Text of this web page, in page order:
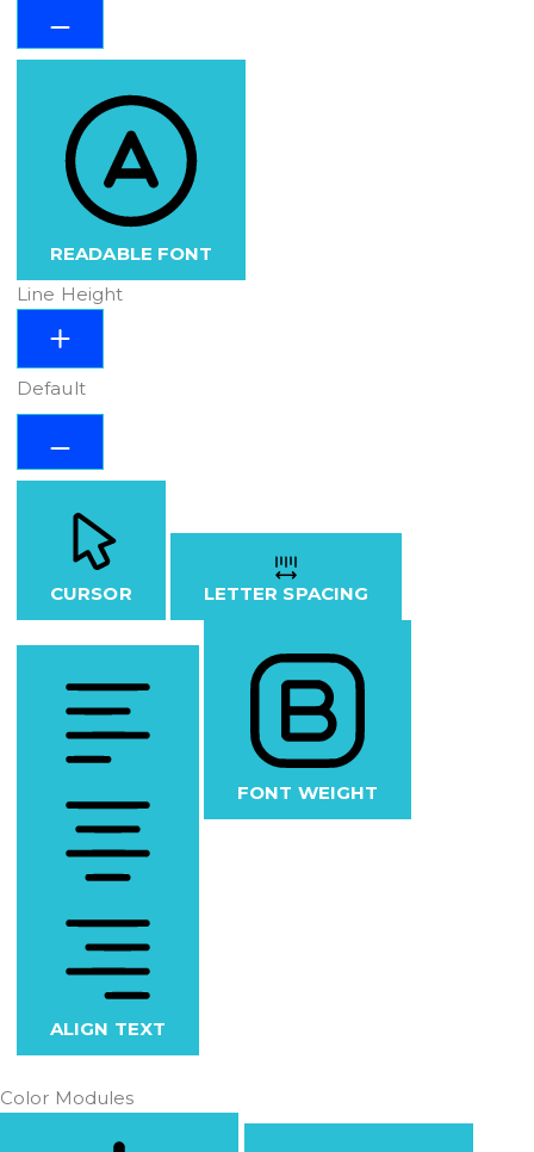
READABLE FONT
Line Height
Default
CURSOR LETTER SPACING
ALIGN TEXT
FONT WEIGHT
Color Modules